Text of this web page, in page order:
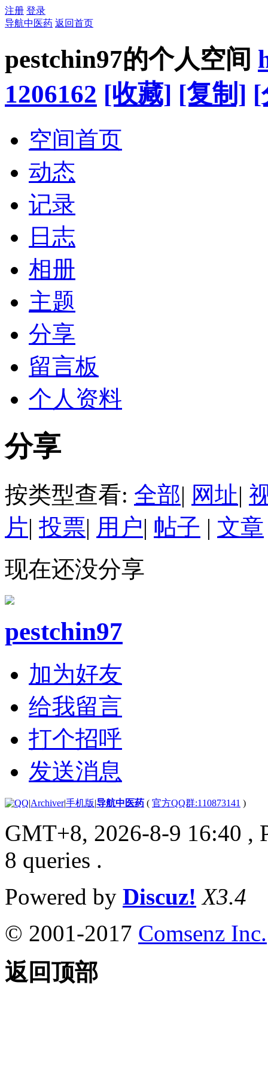
注册 登录
导航中医药 返回首页
pestchin97的个人空间
1206162 [收藏] [复制] [
空间首页
动态
记录
日志
相册
主题
分享
留言板
个人资料
分享
按类型查看: 全部| 网址|
片| 投票| 用户| 帖子 | 文章
现在还没分享
pestchin97
加为好友
给我留言
打个招呼
发送消息
|Archiver|手机版|导航中医药 ( 官方QQ群:110873141 )
GMT+8, 2026-8-9 16:40 ,
8 queries .
Powered by Discuz! X3.4
© 2001-2017 Comsenz Inc.
返回顶部